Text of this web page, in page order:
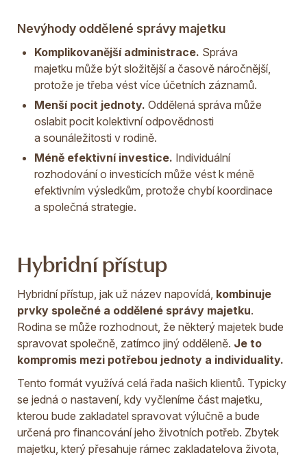
Nevýhody oddělené správy majetku
Komplikovanější administrace. Správa
majetku může být složitější a časově náročnější,
protože je třeba vést více účetních záznamů.
Menší pocit jednoty. Oddělená správa může
oslabit pocit kolektivní odpovědnosti
a sounáležitosti v rodině.
Méně efektivní investice. Individuální
rozhodování o investicích může vést k méně
efektivním výsledkům, protože chybí koordinace
a společná strategie.
Hybridní přístup
Hybridní přístup, jak už název napovídá, kombinuje
prvky společné a oddělené správy majetku.
Rodina se může rozhodnout, že některý majetek bude
spravovat společně, zatímco jiný odděleně. Je to
kompromis mezi potřebou jednoty a individuality.
Tento formát využívá celá řada našich klientů. Typicky
se jedná o nastavení, kdy vyčleníme část majetku,
kterou bude zakladatel spravovat výlučně a bude
určená pro financování jeho životních potřeb. Zbytek
majetku, který přesahuje rámec zakladatelova života,